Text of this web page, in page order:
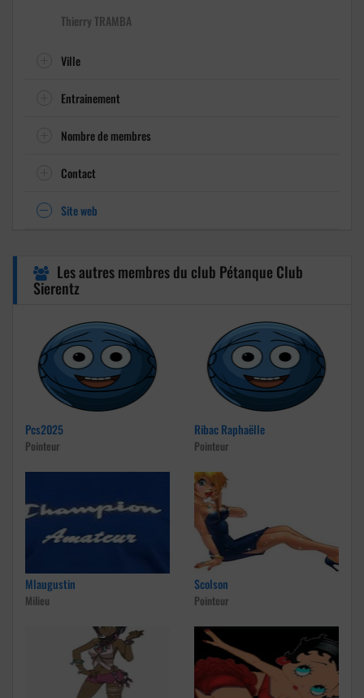
Thierry TRAMBA
Ville
Entrainement
Nombre de membres
Contact
Site web
Les autres membres du club Pétanque Club
Sierentz
Pcs2025
Pointeur
Ribac Raphaëlle
Pointeur
Mlaugustin
Milieu
Scolson
Pointeur